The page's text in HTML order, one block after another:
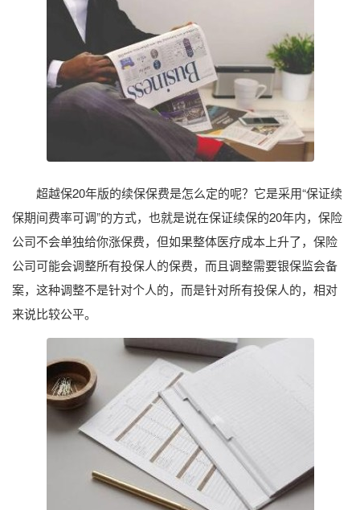
超越保20年版的续保保费是怎么定的呢？它是采用“保证续
保期间费率可调”的方式，也就是说在保证续保的20年内，保险
公司不会单独给你涨保费，但如果整体医疗成本上升了，保险
公司可能会调整所有投保人的保费，而且调整需要银保监会备
案，这种调整不是针对个人的，而是针对所有投保人的，相对
来说比较公平。